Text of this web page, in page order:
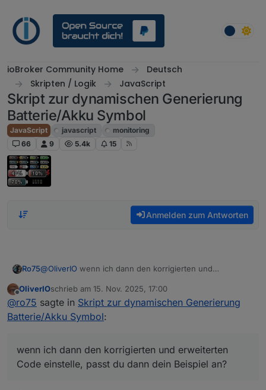
ioBroker Community Home
Deutsch
Skripten / Logik
JavaScript
Skript zur dynamischen Generierung
Batterie/Akku Symbol
JavaScript javascript
monitoring
66
9 5.4k 15
Anmelden zum Antworten
Ro75@OliverIO wenn ich dann den korrigierten und
an?
Ro75.
Offline
OliverIOschrieb am 15. Nov. 2025, 17:00
zuletzt editiert von
@ro75 sagte in Skript zur dynamischen Generierung
Batterie/Akku Symbol:
wenn ich dann den korrigierten und erweiterten
Code einstelle, passt du dann dein Beispiel an?